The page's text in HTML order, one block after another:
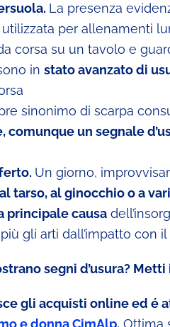
La presenza
per allenamenti
corsa su un tavolo e
in stato avanzato di
sinonimo di scarpa
un segnale
Un giorno,
tarso, al ginocchio o a
principale causa
gli arti dall’impatto con il
segni d’usura?
gli acquisti online ed é